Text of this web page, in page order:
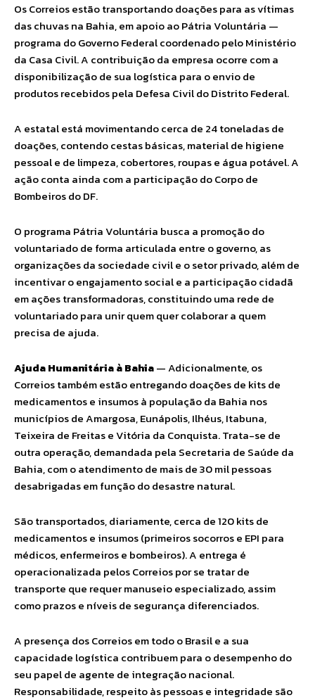
Os Correios estão transportando doações para as vítimas
das chuvas na Bahia, em apoio ao Pátria Voluntária —
programa do Governo Federal coordenado pelo Ministério
da Casa Civil. A contribuição da empresa ocorre com a
disponibilização de sua logística para o envio de
produtos recebidos pela Defesa Civil do Distrito Federal.
A estatal está movimentando cerca de 24 toneladas de
doações, contendo cestas básicas, material de higiene
pessoal e de limpeza, cobertores, roupas e água potável. A
ação conta ainda com a participação do Corpo de
Bombeiros do DF.
O programa Pátria Voluntária busca a promoção do
voluntariado de forma articulada entre o governo, as
organizações da sociedade civil e o setor privado, além de
incentivar o engajamento social e a participação cidadã
em ações transformadoras, constituindo uma rede de
voluntariado para unir quem quer colaborar a quem
precisa de ajuda.
Ajuda Humanitária à Bahia— Adicionalmente, os
Correios também estão entregando doações de kits de
medicamentos e insumos à população da Bahia nos
municípios de Amargosa, Eunápolis, Ilhéus, Itabuna,
Teixeira de Freitas e Vitória da Conquista. Trata-se de
outra operação, demandada pela Secretaria de Saúde da
Bahia, com o atendimento de mais de 30 mil pessoas
desabrigadas em função do desastre natural.
São transportados, diariamente, cerca de 120 kits de
medicamentos e insumos (primeiros socorros e EPI para
médicos, enfermeiros e bombeiros). A entrega é
operacionalizada pelos Correios por se tratar de
transporte que requer manuseio especializado, assim
como prazos e níveis de segurança diferenciados.
A presença dos Correios em todo o Brasil e a sua
capacidade logística contribuem para o desempenho do
seu papel de agente de integração nacional.
Responsabilidade, respeito às pessoas e integridade são